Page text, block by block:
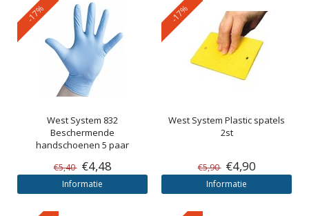
-17%
West System 832
Beschermende
handschoenen 5 paar
€5,40 €4,48
Informatie
-17%
West System Plastic spatels
2st
€5,90 €4,90
Informatie